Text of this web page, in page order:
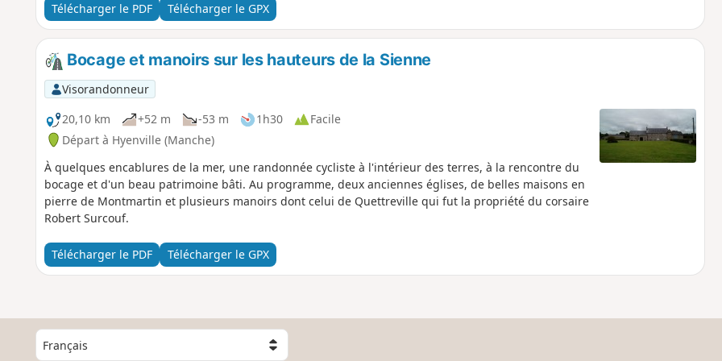
Télécharger le PDF Télécharger le GPX
Bocage et manoirs sur les hauteurs de la Sienne
Visorandonneur
20,10 km
+52 m -53 m 1h30
Facile
Départ à Hyenville (Manche)
À quelques encablures de la mer, une randonnée cycliste à l'intérieur des terres, à la rencontre du
bocage et d'un beau patrimoine bâti. Au programme, deux anciennes églises, de belles maisons en
pierre de Montmartin et plusieurs manoirs dont celui de Quettreville qui fut la propriété du corsaire
Robert Surcouf.
Télécharger le PDF Télécharger le GPX
C
h